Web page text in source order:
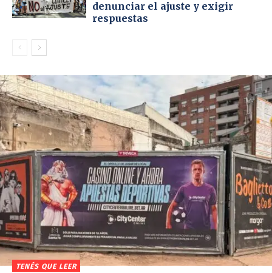
denunciar el ajuste y exigir
respuestas
TENÉS QUE LEER